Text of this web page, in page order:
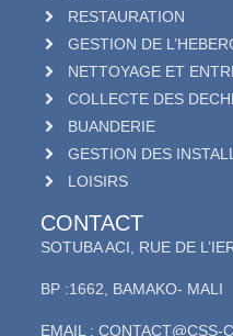
RESTAURATION
GESTION DE
NETTOYAGE ET
COLLECTE DES
BUANDERIE
GESTION DES
LOISIRS
CONTACT
SOTUBA ACI, RUE DE
BP :1662, BAMAKO- MALI
EMAIL : CONTACT@CSS-